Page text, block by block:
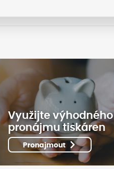
Využijte výhodného
pronájmu tiskáren
Pronajmout